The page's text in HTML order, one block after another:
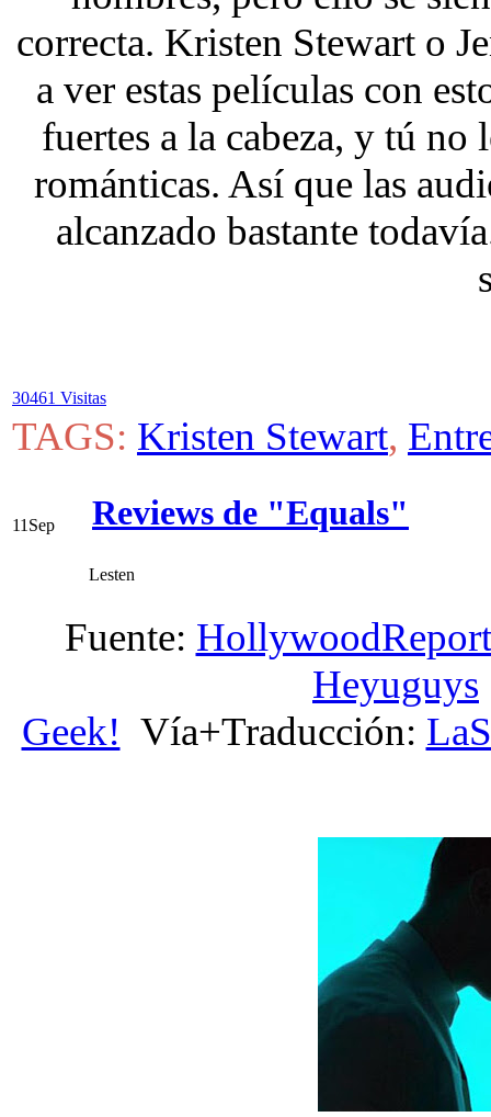
correcta. Kristen Stewart o
a ver estas películas con
fuertes a la cabeza, y tú no
románticas. Así que las
alcanzado bastante
30461 Visitas
TAGS: Kristen Stewart,
11 Sep Reviews de "Equals"
Lesten
Fuente:
Heyuguys
Geek! Vía+Traducción: